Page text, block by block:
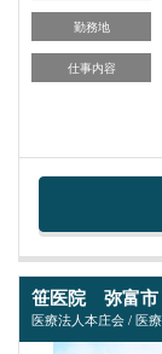
勤務地
仕事内容
笹医院 弥富
医療法人本庄会 / 医